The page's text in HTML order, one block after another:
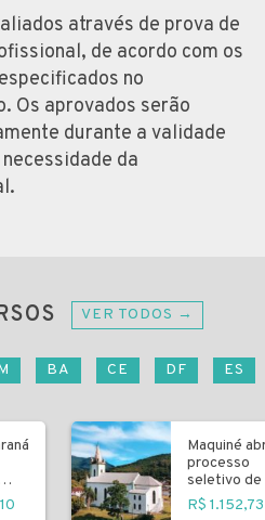
através de prova de
de acordo com os
no
Os aprovados serão
durante a validade
da
VER TODOS →
BA CE DF ES
Maquiné
processo
seletivo de
R$ 1.152,73